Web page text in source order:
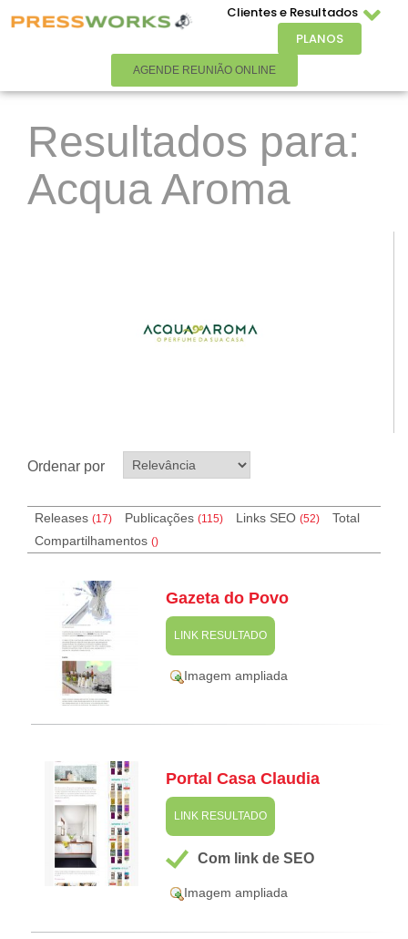
Clientes e Resultados
PLANOS
AGENDE REUNIÃO ONLINE
Resultados para:
Acqua Aroma
Ordenar por
Releases (17) Publicações (115) Links SEO (52)
Total
Compartilhamentos ()
Gazeta do Povo
LINK RESULTADO
Imagem ampliada
Portal Casa Claudia
LINK RESULTADO
Com link de SEO
Imagem ampliada